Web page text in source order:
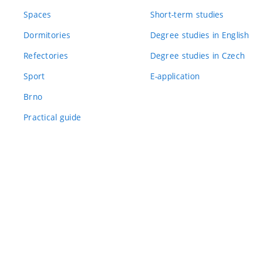
Spaces
Dormitories
Refectories
Sport
Brno
Practical guide
Short-term studies
Degree studies in English
Degree studies in Czech
E-application